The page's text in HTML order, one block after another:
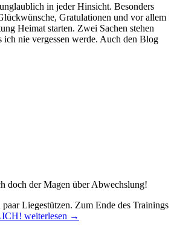
in jeder Hinsicht. Besonders
Gratulationen und vor allem
Heimat starten. Zwei Sachen stehen
ich nie vergessen werde. Auch den Blog
doch der Magen über Abwechslung!
Liegestützen. Zum Ende des Trainings
weiterlesen →